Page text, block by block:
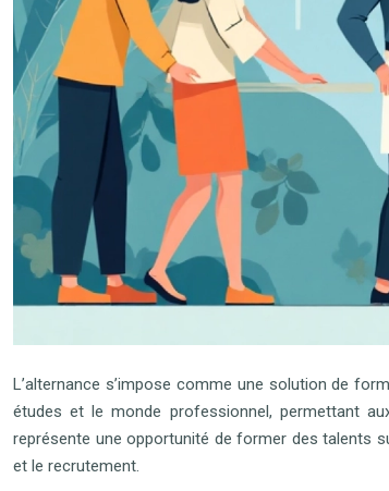
L’alternance s’impose comme une solution de
études et le monde professionnel, permettant
représente une opportunité de former des talents
et le recrutement.